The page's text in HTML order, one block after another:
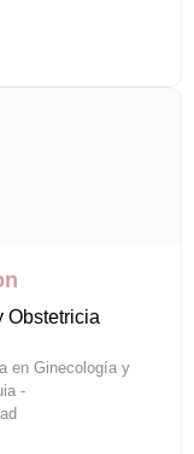
Obstetricia
en Ginecología y
-